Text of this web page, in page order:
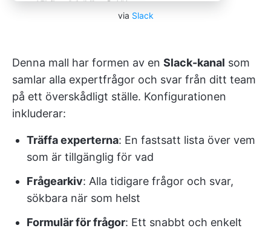
via Slack
Denna mall har formen av en Slack-kanal som
samlar alla expertfrågor och svar från ditt team
på ett överskådligt ställe. Konfigurationen
inkluderar:
Träffa experterna: En fastsatt lista över vem
som är tillgänglig för vad
Frågearkiv: Alla tidigare frågor och svar,
sökbara när som helst
Formulär för frågor: Ett snabbt och enkelt